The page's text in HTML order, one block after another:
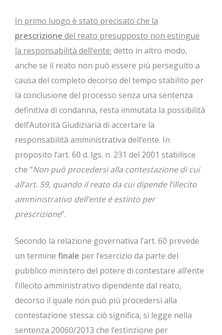
In primo luogo è stato precisato che la
prescrizione del reato presupposto non estingue
la responsabilità dell’ente: detto in altro modo,
anche se il reato non può essere più perseguito a
causa del completo decorso del tempo stabilito per
la conclusione del processo senza una sentenza
definitiva di condanna, resta immutata la possibilità
dell’Autorità Giudiziaria di accertare la
responsabilità amministrativa dell’ente. In
proposito l’art. 60 d. lgs. n. 231 del 2001 stabilisce
che “Non può procedersi alla contestazione di cui
all’art. 59, quando il reato da cui dipende l’illecito
amministrativo dell’ente é estinto per
prescrizione”.
Secondo la relazione governativa l’art. 60 prevede
un termine finale per l’esercizio da parte del
pubblico ministero del potere di contestare all’ente
l’illecito amministrativo dipendente dal reato,
decorso il quale non può più procedersi alla
contestazione stessa: ciò significa, si legge nella
sentenza 20060/2013 che l’estinzione per